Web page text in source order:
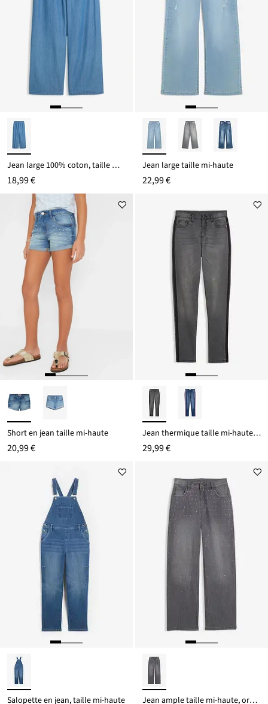
Jean large 100% coton, taille mi-haute
18,99 €
Jean large taille mi-haute
22,99 €
Short en jean taille mi-haute
20,99 €
Jean thermique taille mi-haute, doublure jersey
29,99 €
Salopette en jean, taille mi-haute Jean ample taille mi-haute, orné de strass